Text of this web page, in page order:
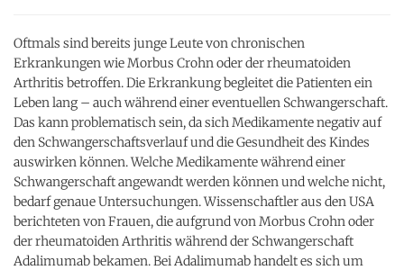
Oftmals sind bereits junge Leute von chronischen
Erkrankungen wie Morbus Crohn oder der rheumatoiden
Arthritis betroffen. Die Erkrankung begleitet die Patienten ein
Leben lang – auch während einer eventuellen Schwangerschaft.
Das kann problematisch sein, da sich Medikamente negativ auf
den Schwangerschaftsverlauf und die Gesundheit des Kindes
auswirken können. Welche Medikamente während einer
Schwangerschaft angewandt werden können und welche nicht,
bedarf genaue Untersuchungen. Wissenschaftler aus den USA
berichteten von Frauen, die aufgrund von Morbus Crohn oder
der rheumatoiden Arthritis während der Schwangerschaft
Adalimumab bekamen. Bei Adalimumab handelt es sich um